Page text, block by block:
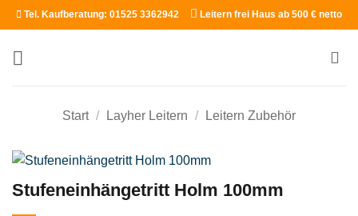
Zum
Inhalt
springen
Tel. Kaufberatung: 01525 3362942 Leitern frei Haus ab 500 € netto
Start / Layher Leitern / Leitern Zubehör
Stufeneinhängetritt Holm 100mm